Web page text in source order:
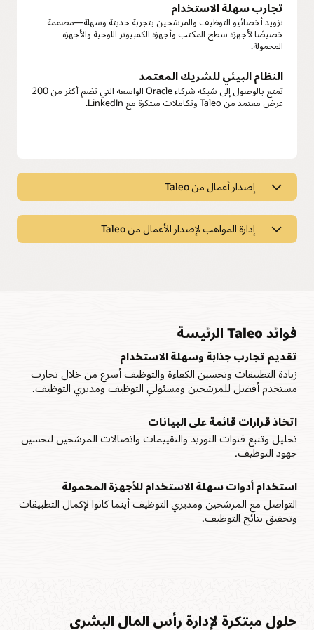
تجارب سهلة الاستخدام
تزويد أخصائيو التوظيف والمرشحين بتجربة حديثة وسهلة—مصممة
خصيصًا لأجهزة سطح المكتب وأجهزة الكمبيوتر اللوحية والأجهزة
المحمولة.
النظام البيئي للشريك المعتمد
تمتع بالوصول إلى شبكة شركاء Oracle الواسعة التي تضم أكثر من 200
عرض معتمد من Taleo وتكاملات مبتكرة مع LinkedIn.
إصدار أعمال من Taleo
التوريد متعدد القنوات
استفد من قوائم الوظائف الشاغرة ومواقع الوسائط الاجتماعية وإحالات
ميزات الأتمتة الذكية
أتمتة عمليات التوظيف الشائعة، مثل الاتصالات وتعيين المهام وتبسيط
إنتاجية أخصائي التوظيف.
لوحات معلومات التحليلات
بالتوظيف، مثل جودة المرشح ووقت التوظيف وتكاليف المواهب.
تأهية الموظفين للعلامات التجارية
تجربة تؤهل الموظفين الجدد وتعكس ثقافة شركتك.
إدارة المواهب لإصدار الأعمال من Taleo
رؤية القوى العاملة
تقييم المواهب وتحديد التابعين لك وتتبع تقدم القوى العاملة لديك مع
موقع واحد لعرض بيانات الموظفين.
ملاحظات الموظفين المستمرة
تحديث إدارة الأداء ورعاية المواهب من خلال المحادثات التواصلة
فوائد Taleo الرئيسة
تقديم تجارب جذابة وسهلة الاستخدام
زيادة التطبيقات وتحسين الكفاءة والتوظيف أسرع من خلال تجارب
مستخدم أفضل للمرشحين ومسئولي التوظيف ومديري التوظيف.
اتخاذ قرارات قائمة على البيانات
تحليل وتتبع قنوات التوريد والتقييمات واتصالات المرشحين لتحسين
جهود التوظيف.
استخدام أدوات سهلة الاستخدام للأجهزة المحمولة
التواصل مع المرشحين ومديري التوظيف أينما كانوا لإكمال التطبيقات
وتحقيق نتائج التوظيف.
حلول مبتكرة لإدارة رأس المال البشري